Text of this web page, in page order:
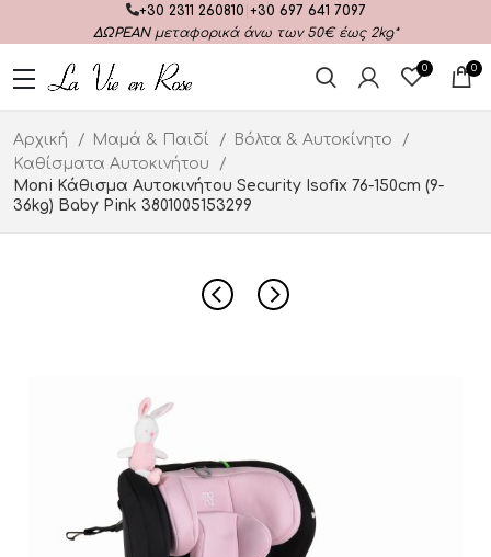
+30 2311 260810 +30 697 641 7097
ΔΩΡΕΑΝμεταφορικά άνω των 50€ έως 2kg*
0 0
Αρχική Μαμά & Παιδί
Βόλτα & Αυτοκίνητο
Καθίσματα Αυτοκινήτου
Moni Κάθισμα Αυτοκινήτου Security Isofix 76-150cm (9-
36kg) Baby Pink 3801005153299